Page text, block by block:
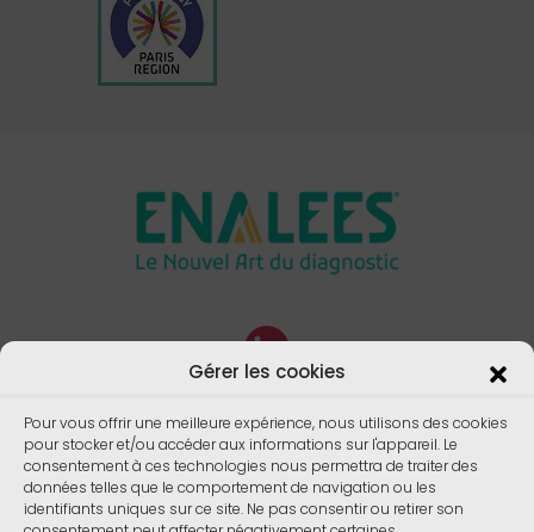
Gérer les cookies
Pour vous offrir une meilleure expérience, nous utilisons des cookies
pour stocker et/ou accéder aux informations sur l'appareil. Le
consentement à ces technologies nous permettra de traiter des
données telles que le comportement de navigation ou les
identifiants uniques sur ce site. Ne pas consentir ou retirer son